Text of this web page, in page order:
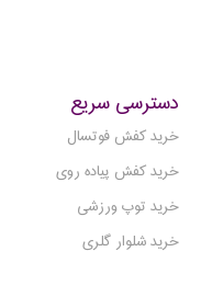
دسترسی سریع
خرید کفش فوتسال
خرید کفش پیاده روی
خرید توپ ورزشی
خرید شلوار گلری